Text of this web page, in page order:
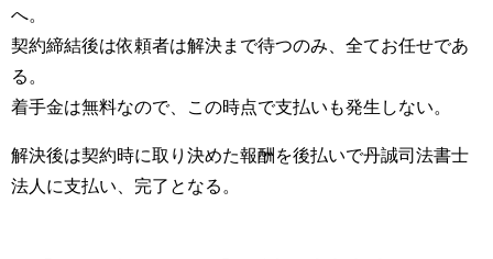
へ。
契約締結後は依頼者は解決まで待つのみ、全てお任せであ
る。
着手金は無料なので、この時点で支払いも発生しない。
解決後は契約時に取り決めた報酬を後払いで丹誠司法書士
法人に支払い、完了となる。